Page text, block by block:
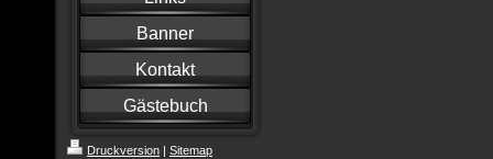
Banner
Kontakt
Gästebuch
Druckversion | Sitemap